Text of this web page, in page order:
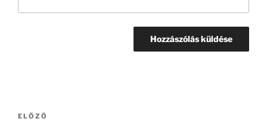
Bejegyzés
Korábbi
ELŐZŐ